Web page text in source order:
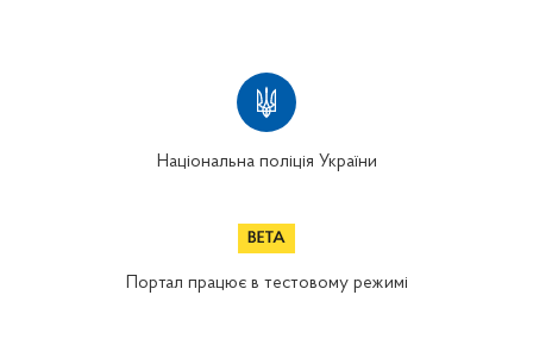
Національна поліція України
Портал працює в тестовому режимі